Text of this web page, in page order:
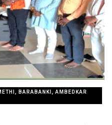
BARABANKI, AMBEDKAR